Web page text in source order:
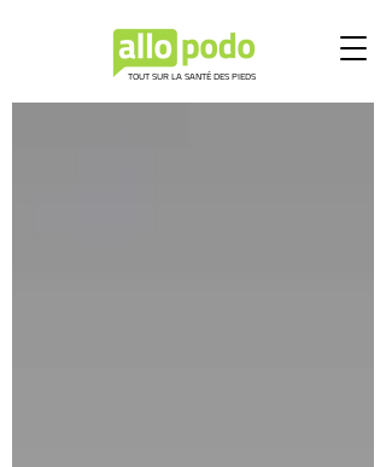
TOUT SUR LA SANTÉ DES PIEDS